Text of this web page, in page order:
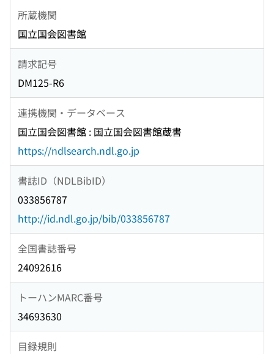
所蔵機関
国立国会図書館
請求記号
DM125-R6
連携機関・データベース
国立国会図書館 : 国立国会図書館蔵書
https://ndlsearch.ndl.go.jp
書誌ID（NDLBibID）
033856787
http://id.ndl.go.jp/bib/033856787
全国書誌番号
24092616
トーハンMARC番号
34693630
目録規則